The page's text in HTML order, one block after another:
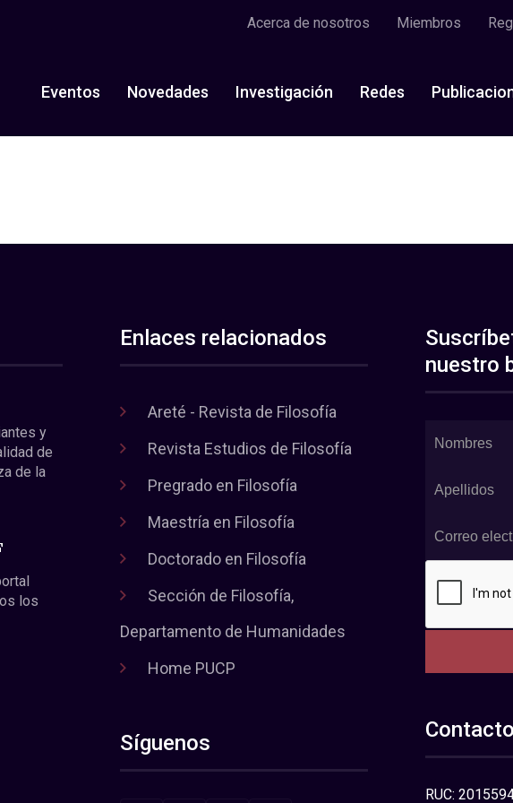
Acerca de nosotros Miembros
Eventos Novedades Investigación Redes
y
de
de la
los
Enlaces relacionados
Areté - Revista de Filosofía
Revista Estudios de Filosofía
Pregrado en Filosofía
Maestría en Filosofía
Doctorado en Filosofía
Sección de Filosofía,
Departamento de Humanidades
Home PUCP
Síguenos
nuestro
Contacto
RUC: